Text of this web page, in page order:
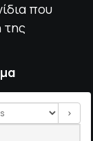
που
της
>